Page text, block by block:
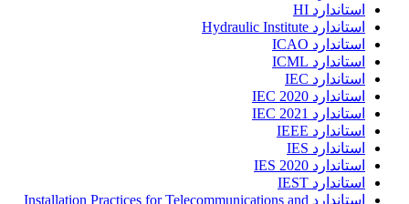
استاندارد HI
استاندارد Hydraulic Institute
استاندارد ICAO
استاندارد ICML
استاندارد IEC
استاندارد IEC 2020
استاندارد IEC 2021
استاندارد IEEE
استاندارد IES
استاندارد IES 2020
استاندارد IEST
استاندارد Installation Practices for Telecommunications and